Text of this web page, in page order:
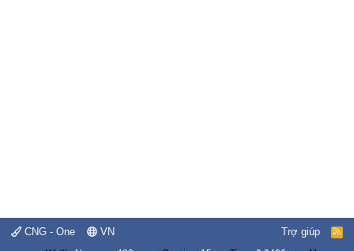
CNG - One VN Trợ giúp
R